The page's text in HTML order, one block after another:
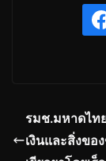
รมช.มหาดไท
เงินและสิ่งขอ